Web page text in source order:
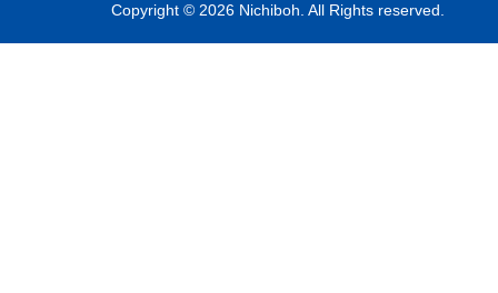
Copyright © 2026 Nichiboh. All Rights reserved.